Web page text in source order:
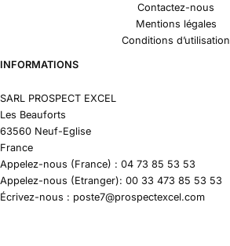
Contactez-nous
Mentions légales
Conditions d’utilisation
INFORMATIONS
SARL PROSPECT EXCEL
Les Beauforts
63560 Neuf-Eglise
France
Appelez-nous (France) : 04 73 85 53 53
Appelez-nous (Etranger): 00 33 473 85 53 53
Écrivez-nous : poste7@prospectexcel.com